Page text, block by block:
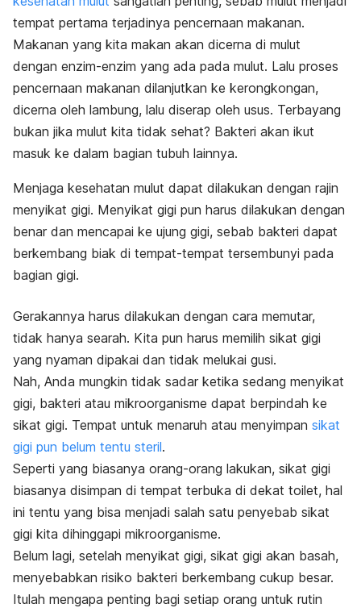
tempat pertama terjadinya pencernaan makanan.
Makanan yang kita makan akan dicerna di mulut
dengan enzim-enzim yang ada pada mulut. Lalu proses
pencernaan makanan dilanjutkan ke kerongkongan,
dicerna oleh lambung, lalu diserap oleh usus. Terbayang
bukan jika mulut kita tidak sehat? Bakteri akan ikut
masuk ke dalam bagian tubuh lainnya.
Menjaga kesehatan mulut dapat dilakukan dengan rajin
menyikat gigi. Menyikat gigi pun harus dilakukan dengan
benar dan mencapai ke ujung gigi, sebab bakteri dapat
berkembang biak di tempat-tempat tersembunyi pada
bagian gigi.
Gerakannya harus dilakukan dengan cara memutar,
tidak hanya searah. Kita pun harus memilih sikat gigi
yang nyaman dipakai dan tidak melukai gusi.
Nah, Anda mungkin tidak sadar ketika sedang menyikat
gigi, bakteri atau mikroorganisme dapat berpindah ke
sikat gigi. Tempat untuk menaruh atau menyimpan sikat
gigi pun belum tentu steril.
Seperti yang biasanya orang-orang lakukan, sikat gigi
biasanya disimpan di tempat terbuka di dekat toilet, hal
ini tentu yang bisa menjadi salah satu penyebab sikat
gigi kita dihinggapi mikroorganisme.
Belum lagi, setelah menyikat gigi, sikat gigi akan basah,
menyebabkan risiko bakteri berkembang cukup besar.
Itulah mengapa penting bagi setiap orang untuk rutin